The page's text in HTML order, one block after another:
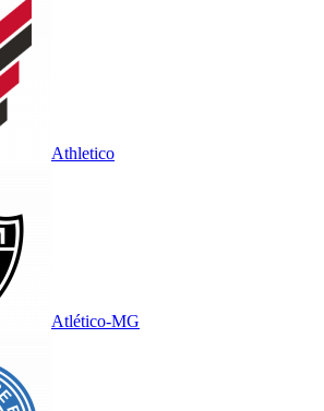
Athletico
Atlético-MG